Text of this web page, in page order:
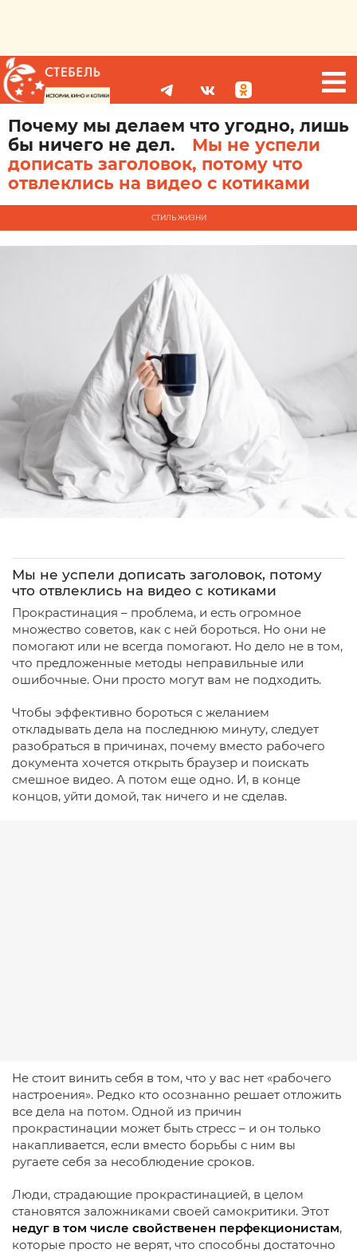
Почему мы делаем что угодно, лишь
бы ничего не дел.
Мы не успели
дописать заголовок, потому что
отвлеклись на видео с котиками
СТИЛЬ ЖИЗНИ
Мы не успели дописать заголовок, потому
что отвлеклись на видео с котиками
Прокрастинация – проблема, и есть огромное
множество советов, как с ней бороться. Но они не
помогают или не всегда помогают. Но дело не в том,
что предложенные методы неправильные или
ошибочные. Они просто могут вам не подходить.
Чтобы эффективно бороться с желанием
откладывать дела на последнюю минуту, следует
разобраться в причинах, почему вместо рабочего
документа хочется открыть браузер и поискать
смешное видео. А потом еще одно. И, в конце
концов, уйти домой, так ничего и не сделав.
Не стоит винить себя в том, что у вас нет «рабочего
настроения». Редко кто осознанно решает отложить
все дела на потом. Одной из причин
прокрастинации может быть стресс – и он только
накапливается, если вместо борьбы с ним вы
ругаете себя за несоблюдение сроков.
Люди, страдающие прокрастинацией, в целом
становятся заложниками своей самокритики. Этот
недуг в том числе свойственен перфекционистам,
которые просто не верят, что способны достаточно